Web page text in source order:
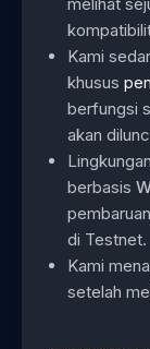
melihat
Kami
khusus
berfungsi
akan
berbasis
di Testnet.
Kami
setelah